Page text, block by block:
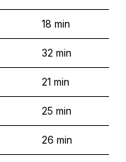
18 min
32 min
21 min
25 min
26 min